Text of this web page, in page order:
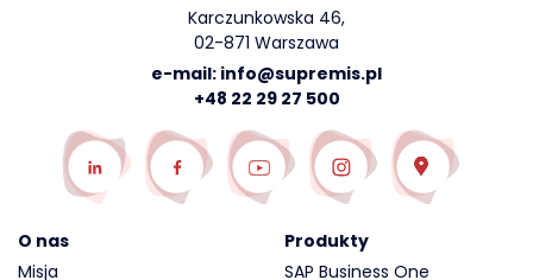
Karczunkowska 46,
02-871 Warszawa
e-mail: info@supremis.pl
+48 22 29 27 500
O nas
Misja
Produkty
SAP Business One